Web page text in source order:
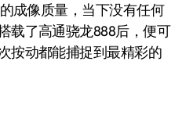
成像质量，当下没有任何
载了高通骁龙888后，便可
按动都能捕捉到最精彩的